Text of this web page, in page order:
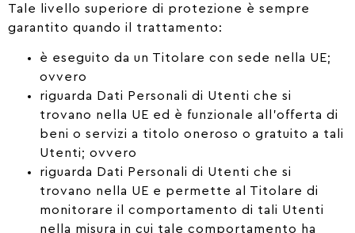
Tale livello superiore di protezione è sempre
garantito quando il trattamento:
è eseguito da un Titolare con sede nella UE;
ovvero
riguarda Dati Personali di Utenti che si
trovano nella UE ed è funzionale all’offerta di
beni o servizi a titolo oneroso o gratuito a tali
Utenti; ovvero
riguarda Dati Personali di Utenti che si
trovano nella UE e permette al Titolare di
monitorare il comportamento di tali Utenti
nella misura in cui tale comportamento ha